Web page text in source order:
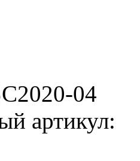
04
артикул: